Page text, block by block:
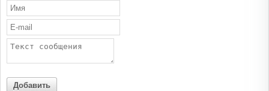
Добавить